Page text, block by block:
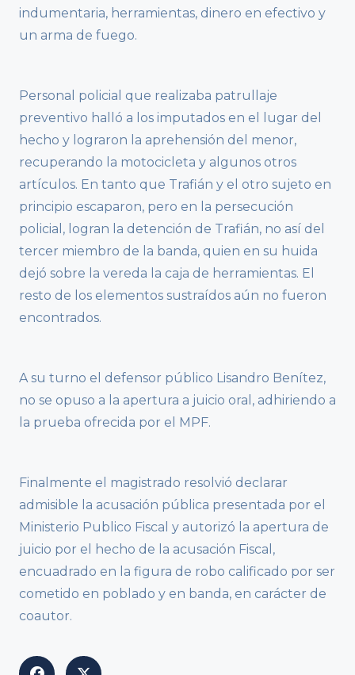
indumentaria, herramientas, dinero en efectivo y
un arma de fuego.
Personal policial que realizaba patrullaje
preventivo halló a los imputados en el lugar del
hecho y lograron la aprehensión del menor,
recuperando la motocicleta y algunos otros
artículos. En tanto que Trafián y el otro sujeto en
principio escaparon, pero en la persecución
policial, logran la detención de Trafián, no así del
tercer miembro de la banda, quien en su huida
dejó sobre la vereda la caja de herramientas. El
resto de los elementos sustraídos aún no fueron
encontrados.
A su turno el defensor público Lisandro Benítez,
no se opuso a la apertura a juicio oral, adhiriendo a
la prueba ofrecida por el MPF.
Finalmente el magistrado resolvió declarar
admisible la acusación pública presentada por el
Ministerio Publico Fiscal y autorizó la apertura de
juicio por el hecho de la acusación Fiscal,
encuadrado en la figura de robo calificado por ser
cometido en poblado y en banda, en carácter de
coautor.